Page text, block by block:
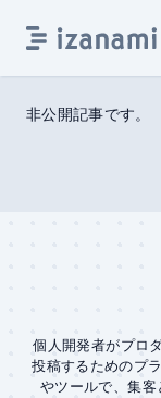
非公開記事です。
個人開発者がプロ
投稿するためのプ
やツールで、集